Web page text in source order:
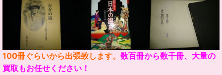
100冊ぐらいから出張致します。 数百冊から数千冊、大量の
買取もお任せください！